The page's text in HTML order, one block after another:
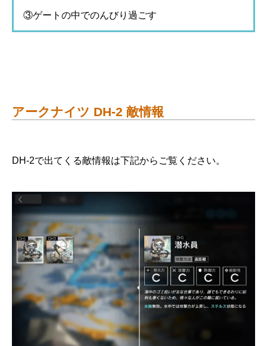
③ゲートの中でのんびり過ごす
アークナイツ DH-2 敵情報
DH-2で出てくる敵情報は下記からご覧ください。